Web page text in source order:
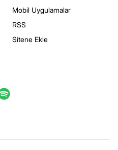
Mobil Uygulamalar
RSS
Sitene Ekle